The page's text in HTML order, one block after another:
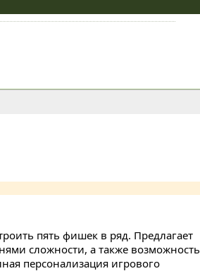
пять фишек в ряд. Предлагает
сложности, а также возможность
персонализация игрового